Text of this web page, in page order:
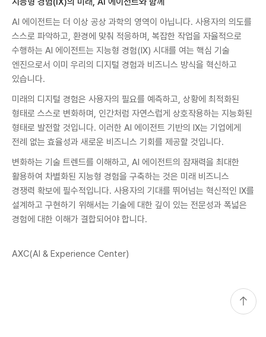
AI 에이전트는 더 이상 공상 과학의 영역이 아닙니다. 사용자의 의도를
스스로 파악하고, 환경에 맞춰 적응하며, 복잡한 작업을 자율적으로
수행하는 AI 에이전트는 지능형 경험(IX) 시대를 여는 핵심 기술
엔진으로서 이미 우리의 디지털 경험과 비즈니스 방식을 혁신하고
있습니다.
미래의 디지털 경험은 사용자의 필요를 예측하고, 상황에 최적화된
형태로 스스로 변화하며, 인간처럼 자연스럽게 상호작용하는 지능화된
형태로 발전할 것입니다. 이러한 AI 에이전트 기반의 IX는 기업에게
전례 없는 효율성과 새로운 비즈니스 기회를 제공할 것입니다.
변화하는 기술 트렌드를 이해하고, AI 에이전트의 잠재력을 최대한
활용하여 차별화된 지능형 경험을 구축하는 것은 미래 비즈니스
경쟁력 확보에 필수적입니다. 사용자의 기대를 뛰어넘는 혁신적인 IX를
설계하고 구현하기 위해서는 기술에 대한 깊이 있는 전문성과 폭넓은
경험에 대한 이해가 결합되어야 합니다.
AXC(AI & Experience Center)